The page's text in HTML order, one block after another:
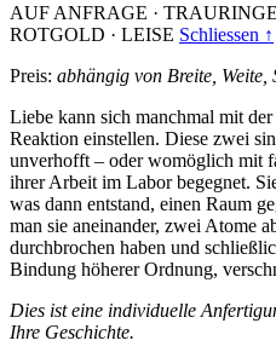
AUF ANFRAGE · TRAURINGE
ROTGOLD · LEISE Schliessen ↑
Preis: abhängig von Breite, Weite,
Liebe kann sich manchmal mit
Reaktion einstellen. Diese zwei
unverhofft – oder womöglich mit
ihrer Arbeit im Labor begegnet.
was dann entstand, einen Raum
man sie aneinander, zwei Atome
durchbrochen haben und
Bindung höherer Ordnung,
Dies ist eine individuelle
Ihre Geschichte.